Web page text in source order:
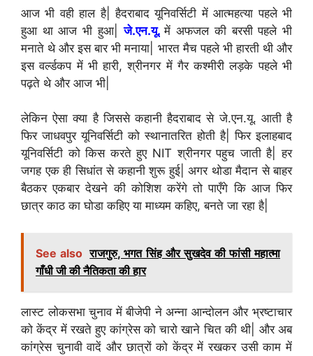
आज भी वही हाल है| हैदराबाद यूनिवर्सिटी में आत्महत्या पहले भी
हुआ था आज भी हुआ|जे.एन.यू.में अफजल की बरसी पहले भी
मनाते थे और इस बार भी मनाया| भारत मैच पहले भी हारती थी और
इस वर्ल्डकप में भी हारी, श्रीनगर में गैर कश्मीरी लड़के पहले भी
पढ़ते थे और आज भी|
लेकिन ऐसा क्या है जिससे कहानी हैदराबाद से जे.एन.यू. आती है
फिर जाधवपुर यूनिवर्सिटी को स्थानातरित होती है| फिर इलाहबाद
यूनिवर्सिटी को किस करते हुए NIT श्रीनगर पहुच जाती है| हर
जगह एक ही सिधांत से कहानी शुरू हुई| अगर थोडा मैदान से बाहर
बैठकर एकबार देखने की कोशिश करेंगे तो पाएँगे कि आज फिर
छात्र काठ का घोडा कहिए या माध्यम कहिए, बनते जा रहा है|
See also राजगुरु, भगत सिंह और सुखदेव की फांसी महात्मा
गाँधी जी की नैतिकता की हार
लास्ट लोकसभा चुनाव में बीजेपी ने अन्ना आन्दोलन और भ्रष्टाचार
को केंद्र में रखते हुए कांग्रेस को चारो खाने चित की थी| और अब
कांग्रेस चुनावी वादें और छात्रों को केंद्र में रखकर उसी काम में